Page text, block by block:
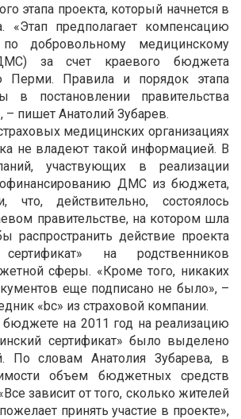
этапа проекта, который начнется в
«Этап предполагает компенсацию
добровольному медицинскому
за счет краевого бюджета
Правила и порядок этапа
в постановлении правительства
– пишет Анатолий Зубарев.
медицинских организациях
не владеют такой информацией. В
участвующих в реализации
ДМС из бюджета,
что, действительно, состоялось
правительстве, на котором шла
распространить действие проекта
на родственников
сферы. «Кроме того, никаких
еще подписано не было», –
«bc» из страховой компании.
на 2011 год на реализацию
сертификат» было выделено
По словам Анатолия Зубарева, в
объем бюджетных средств
зависит от того, сколько жителей
принять участие в проекте»,